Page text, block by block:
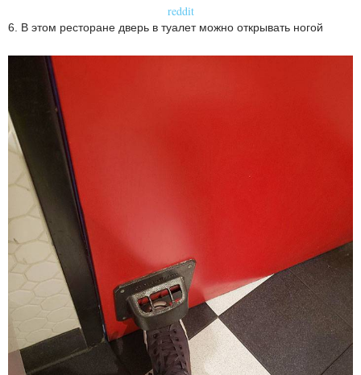
reddit
6. В этом ресторане дверь в туалет можно открывать ногой